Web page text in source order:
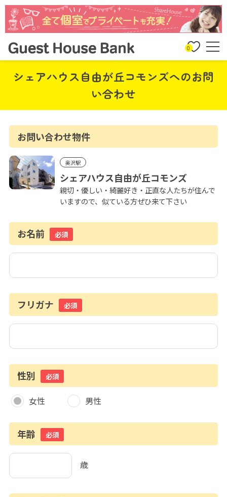
0
シェアハウス自由が丘コモンズへのお問
い合わせ
お問い合わせ物件
奥沢駅
シェアハウス自由が丘コモンズ
親切・優しい・綺麗好き・正直な人たちが住んで
いますので、似ている方ぜひ来て下さい
お名前 必須
フリガナ 必須
性別 必須
女性 男性
年齢 必須
歳